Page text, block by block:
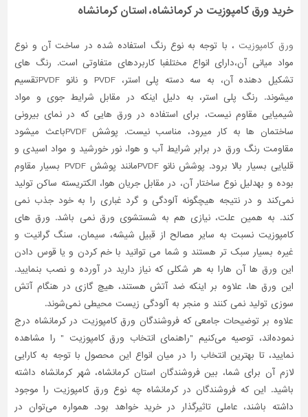
خرید ورق کامپوزیت در کرمانشاه، استان کرمانشاه
ورق کامپوزیت ، با توجه به نوع رنگ استفاده شده در ساخت آن و نوع
مواد میانی آن،دارای انواع مختلفبا کاربردهای متفاوتی است. رنگ های
تشکیل دهنده آن، به سه دسته پلی استر، PVDF و نانو PVDFتقسیم
میشوند. رنگ پلی استر، به دلیل اینکه در مقابل شرایط جوی و مواد
شیمیایی مقاوم نیست، برای استفاده در ورق هایی که در نمای بیرونی
ساختمان ها به کار میرود، مناسب نیست. پوشش PVDFباعث میشود
مقاومت رنگ ورق در برابر شرایط آب و هوا، نور خورشید و مواد اسیدی و
قلیایی بسیار بالا برود. پوشش نانو PVDFمانند پوشش PVDF بسیار مقاوم
بوده و بهدلیل نوع ساختار آن، در مقابل جریان هوا، الکتریسته ساکن تولید
نمی‌کند و در نتیجه هیچگونه آلودگی و گرد غباری را به خود جذب نمی
کند. به همین علت، نیازی هم به شستشوی ورق نمی باشد. ورق های
کامپوزیت نسبت به سایر مصالح از قبیل شیشه، سیمان، سنگ گرانیت و
غیره بسیار سبک تر هستند و شما می توانید با خم کردن و یا قوس دادن
این ورق ها آن هارا به هر شکلی که نیاز دارید در آورده و نصب بنمایید.
این ورق ها، علاوه بر اینکه ضد آتش هستند، هیچ گازی در هنگام آتش
سوزی تولید نمی کنند و منجر به آلودگی زیست محیطی نمی‌شوند.
علاوه بر توضیحات جامعی که فروشندگان ورق کامپوزیت در کرمانشاه درج
نموده‌اند، توصیه می‌کنیم "راهنمای انتخاب ورق کامپوزیت " را مشاهده
نمایید، تا بهترین انتخاب را در میان انواع این محصول با توجه به کارایی
لازم آن برای شما، بین فروشندگان استان کرمانشاه، شهر کرمانشاه داشته
باشید. این که فروشندگان در کرمانشاه چه نوع ورق کامپوزیت را موجود
داشته باشند، عاملی تاثیر‌گذار در خرید خواهد بود. همواره می‌توان در